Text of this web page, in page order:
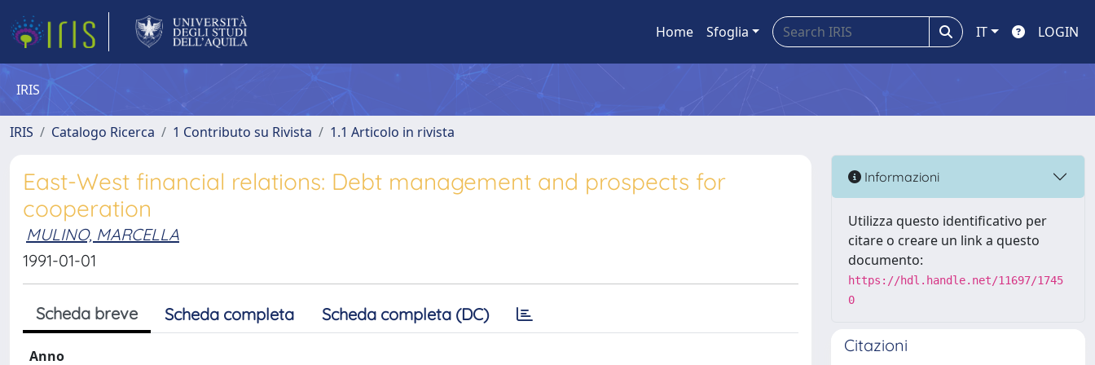
Home Sfoglia IT LOGIN
IRIS
IRIS Catalogo Ricerca 1 Contributo su Rivista 1.1 Articolo in rivista
East-West financial relations: Debt management and prospects for
cooperation
MULINO, MARCELLA
1991-01-01
Scheda breve Scheda completa Scheda completa (DC)
Anno
Informazioni
Utilizza questo identificativo per
citare o creare un link a questo
documento:
https://hdl.handle.net/11697/1745
0
Citazioni